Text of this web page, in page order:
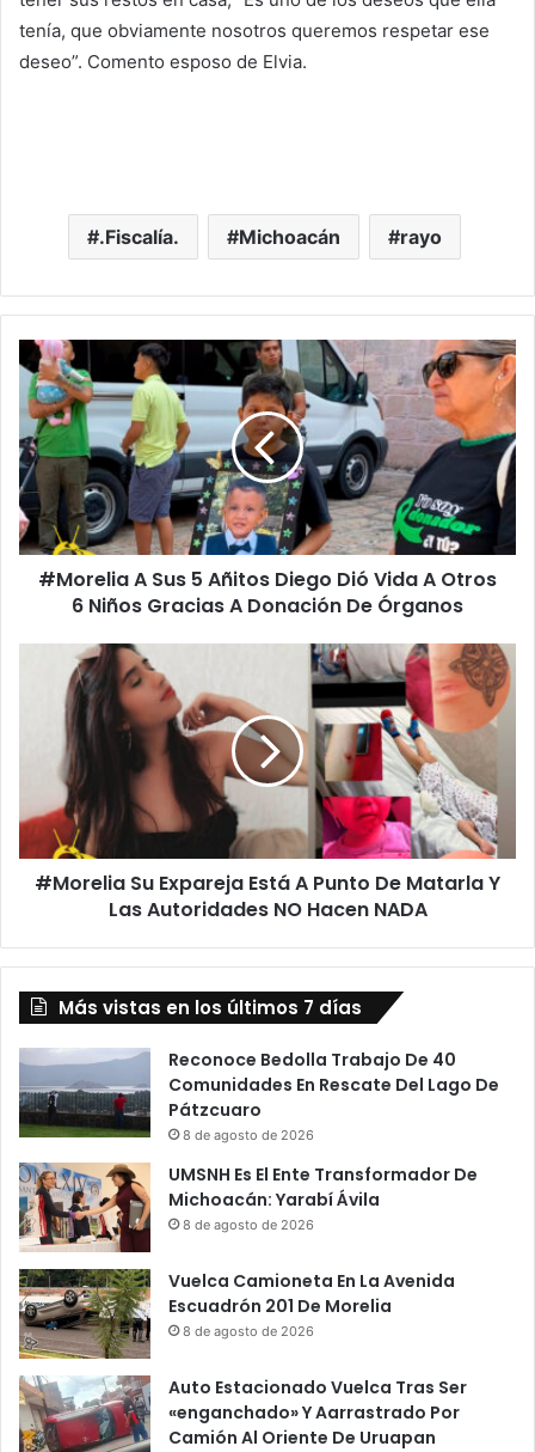
tenía, que obviamente nosotros queremos respetar ese
deseo”. Comento esposo de Elvia.
.Fiscalía. Michoacán rayo
#Morelia
A
Sus
Añitos
Diego
Dió
Vida
A
Otros
Donación De Órganos
#Morelia A Sus 5 Añitos Diego Dió Vida A Otros
6 Niños Gracias A Donación De Órganos
#Morelia
Expareja
Punto
Matarla
Y
Las
Autoridades NO Hacen NADA
#Morelia Su Expareja Está A Punto De Matarla Y
Las Autoridades NO Hacen NADA
Más vistas en los últimos 7 días
Reconoce Bedolla Trabajo De 40
Comunidades En Rescate Del Lago De
Pátzcuaro
8 de agosto de 2026
UMSNH Es El Ente Transformador De
Michoacán: Yarabí Ávila
8 de agosto de 2026
Vuelca Camioneta En La Avenida
Escuadrón 201 De Morelia
8 de agosto de 2026
Auto Estacionado Vuelca Tras Ser
«enganchado» Y Aarrastrado Por
Camión Al Oriente De Uruapan